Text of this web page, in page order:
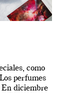
como
perfumes
En diciembre